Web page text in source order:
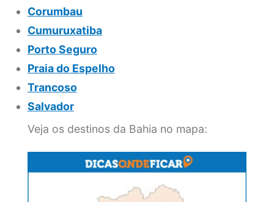
Corumbau
Cumuruxatiba
Porto Seguro
Praia do Espelho
Trancoso
Salvador
Veja os destinos da Bahia no mapa: